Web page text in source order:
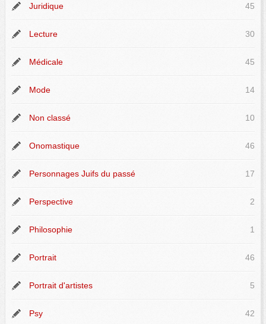
Juridique 45
Lecture 30
Médicale 45
Mode 14
Non classé 10
Onomastique 46
Personnages Juifs du passé 17
Perspective 2
Philosophie 1
Portrait 46
Portrait d'artistes 5
Psy 42